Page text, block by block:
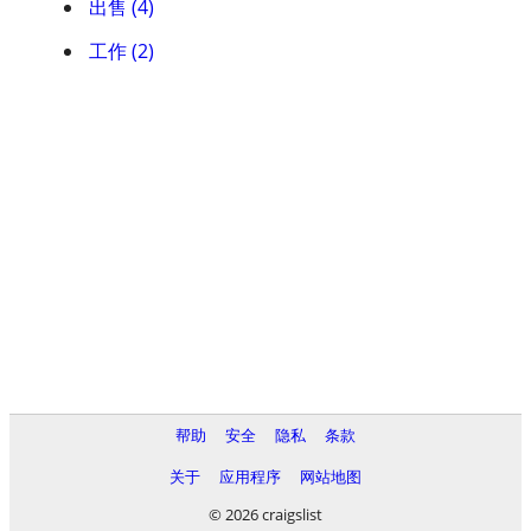
出售 (4)
工作 (2)
帮助 安全 隐私
条款
关于
应用程序
网站地图
© 2026 craigslist